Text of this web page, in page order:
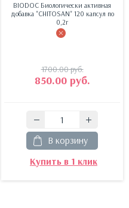
BIODOC Биологически активная
добавка "CHITOSAN" 120 капсул по
0,2г
1700.00руб.
850.00руб.
В корзину
Купить в 1 клик